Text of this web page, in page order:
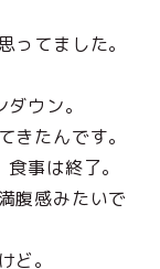
ってました。
ウン。
きたんです。
事は終了。
腹感みたいで
ど。